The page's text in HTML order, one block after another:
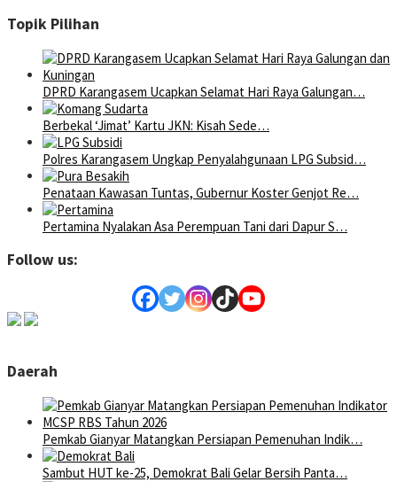
Topik Pilihan
DPRD Karangasem Ucapkan Selamat Hari Raya Galungan…
Berbekal ‘Jimat’ Kartu JKN: Kisah Sede…
Polres Karangasem Ungkap Penyalahgunaan LPG Subsid…
Penataan Kawasan Tuntas, Gubernur Koster Genjot Re…
Pertamina Nyalakan Asa Perempuan Tani dari Dapur S…
Follow us:
Daerah
Pemkab Gianyar Matangkan Persiapan Pemenuhan Indik…
Sambut HUT ke-25, Demokrat Bali Gelar Bersih Panta…